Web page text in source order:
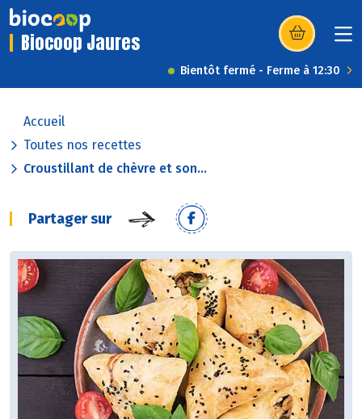
Biocoop Jaures (s’ouvre dans
Bientôt fermé - Ferme à 12:30
Accueil
Toutes nos recettes
Croustillant de chèvre et son...
Partager sur